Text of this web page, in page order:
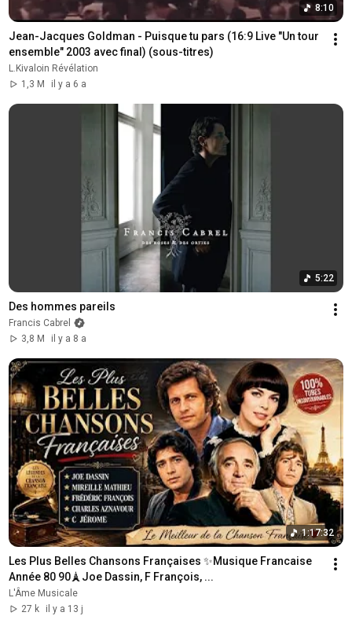
8:10
Jean-Jacques Goldman - Puisque tu pars (16:9 Live "Un tour
ensemble" 2003 avec final) (sous-titres)
L.Kivaloin Révélation
1,3 M
il y a 6 a
5:22
Des hommes pareils
Francis Cabrel
3,8 M
il y a 8 a
1:17:32
Les Plus Belles Chansons Françaises ✨Musique Francaise
Année 80 90🗼Joe Dassin, F François, ...
L'Âme Musicale
27 k
il y a 13 j